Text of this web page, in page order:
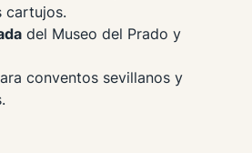
cartujos.
del Museo del Prado y
conventos sevillanos y